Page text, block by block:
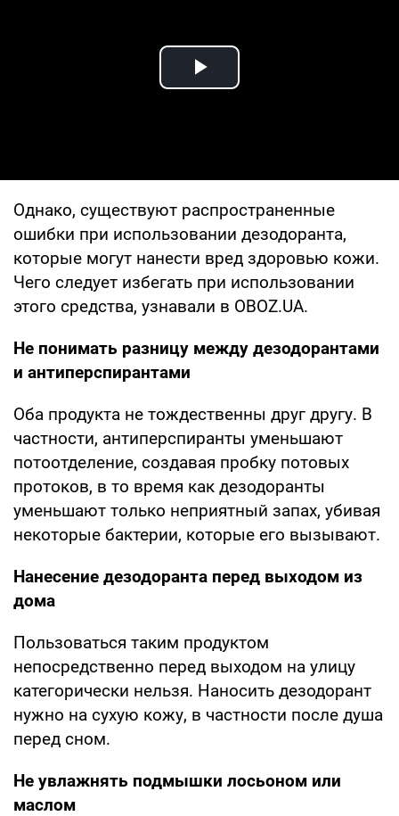
Play Video
Однако, существуют распространенные
ошибки при использовании дезодоранта,
которые могут нанести вред здоровью кожи.
Чего следует избегать при использовании
этого средства, узнавали в OBOZ.UA.
Не понимать разницу между дезодорантами
и антиперспирантами
Оба продукта не тождественны друг другу. В
частности, антиперспиранты уменьшают
потоотделение, создавая пробку потовых
протоков, в то время как дезодоранты
уменьшают только неприятный запах, убивая
некоторые бактерии, которые его вызывают.
Нанесение дезодоранта перед выходом из
дома
Пользоваться таким продуктом
непосредственно перед выходом на улицу
категорически нельзя. Наносить дезодорант
нужно на сухую кожу, в частности после душа
перед сном.
Не увлажнять подмышки лосьоном или
маслом